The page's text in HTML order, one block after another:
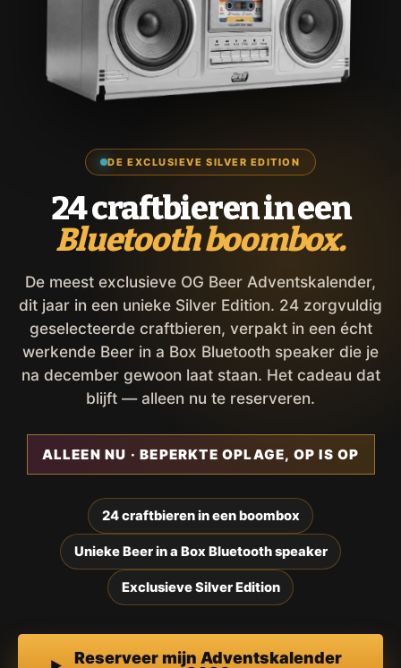
DE EXCLUSIEVE SILVER EDITION
24 craftbieren in een
Bluetooth boombox.
De meest exclusieve OG Beer Adventskalender,
dit jaar in een unieke Silver Edition. 24 zorgvuldig
geselecteerde craftbieren, verpakt in een écht
werkende Beer in a Box Bluetooth speaker die je
na december gewoon laat staan. Het cadeau dat
blijft — alleen nu te reserveren.
ALLEEN NU · BEPERKTE OPLAGE, OP IS OP
24 craftbieren in een boombox
Unieke Beer in a Box Bluetooth speaker
Exclusieve Silver Edition
Reserveer mijn Adventskalender